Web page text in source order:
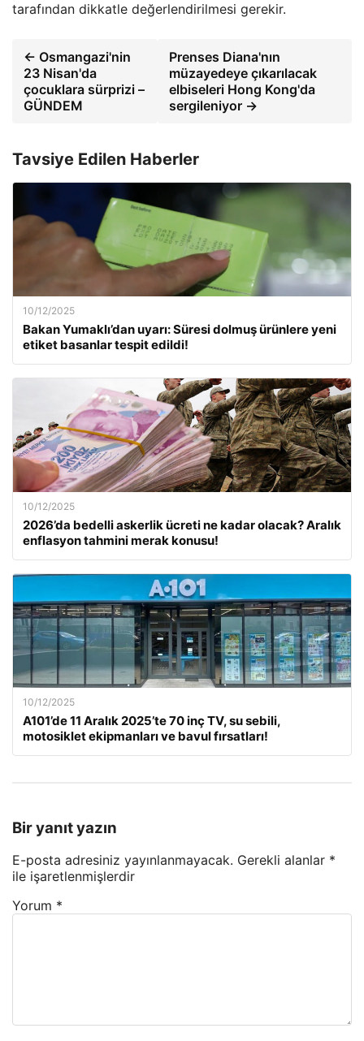
tarafından dikkatle değerlendirilmesi gerekir.
← Osmangazi'nin
23 Nisan'da
çocuklara sürprizi –
GÜNDEM
Prenses Diana'nın
müzayedeye çıkarılacak
elbiseleri Hong Kong'da
sergileniyor →
Tavsiye Edilen Haberler
10/12/2025
Bakan Yumaklı’dan uyarı: Süresi dolmuş ürünlere yeni
etiket basanlar tespit edildi!
10/12/2025
2026’da bedelli askerlik ücreti ne kadar olacak? Aralık
enflasyon tahmini merak konusu!
10/12/2025
A101’de 11 Aralık 2025’te 70 inç TV, su sebili,
motosiklet ekipmanları ve bavul fırsatları!
Bir yanıt yazın
E-posta adresiniz yayınlanmayacak. Gerekli alanlar *
ile işaretlenmişlerdir
Yorum *